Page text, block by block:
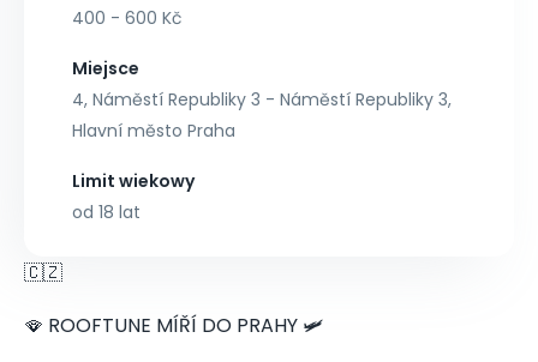
400 - 600 Kč
Miejsce
4, Náměstí Republiky 3 - Náměstí Republiky 3,
Hlavní město Praha
Limit wiekowy
od 18 lat
🇨🇿
🪭 ROOFTUNE MÍŘÍ DO PRAHY 🛩️